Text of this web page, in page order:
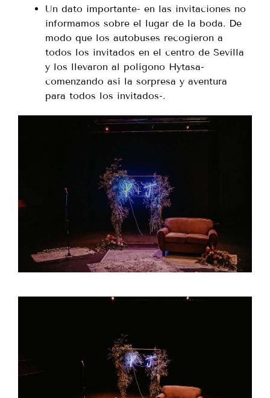
Un dato importante- en las invitaciones no
informamos sobre el lugar de la boda. De
modo que los autobuses recogieron a
todos los invitados en el centro de Sevilla
y los llevaron al polígono Hytasa-
comenzando así la sorpresa y aventura
para todos los invitados-.